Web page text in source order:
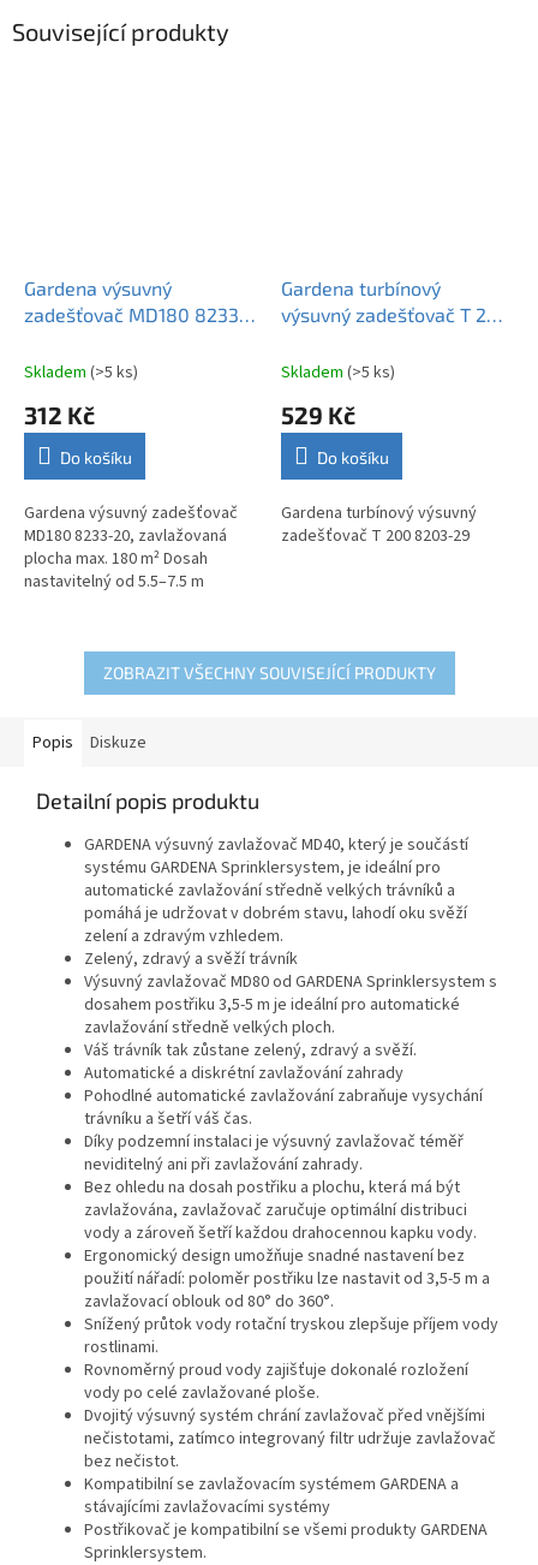
Související produkty
Gardena výsuvný
zadešťovač MD180 8233-
Skladem (>5 ks)
312 Kč
Do košíku
Gardena výsuvný zadešťovač
MD180 8233-20, zavlažovaná
plocha max. 180 m² Dosah
nastavitelný od 5.5–7.5 m
Gardena turbínový
výsuvný zadešťovač T 200
Skladem (>5 ks)
529 Kč
Do košíku
Gardena turbínový výsuvný
zadešťovač T 200 8203-29
ZOBRAZIT VŠECHNY SOUVISEJÍCÍ PRODUKTY
Popis Diskuze
Detailní popis produktu
GARDENA výsuvný zavlažovač MD40, který je součástí
systému GARDENA Sprinklersystem, je ideální pro
automatické zavlažování středně velkých trávníků a
pomáhá je udržovat v dobrém stavu, lahodí oku svěží
zelení a zdravým vzhledem.
Zelený, zdravý a svěží trávník
Výsuvný zavlažovač MD80 od GARDENA Sprinklersystem s
dosahem postřiku 3,5-5 m je ideální pro automatické
zavlažování středně velkých ploch.
Váš trávník tak zůstane zelený, zdravý a svěží.
Automatické a diskrétní zavlažování zahrady
Pohodlné automatické zavlažování zabraňuje vysychání
trávníku a šetří váš čas.
Díky podzemní instalaci je výsuvný zavlažovač téměř
neviditelný ani při zavlažování zahrady.
Bez ohledu na dosah postřiku a plochu, která má být
zavlažována, zavlažovač zaručuje optimální distribuci
vody a zároveň šetří každou drahocennou kapku vody.
Ergonomický design umožňuje snadné nastavení bez
použití nářadí: poloměr postřiku lze nastavit od 3,5-5 m a
zavlažovací oblouk od 80° do 360°.
Snížený průtok vody rotační tryskou zlepšuje příjem vody
rostlinami.
Rovnoměrný proud vody zajišťuje dokonalé rozložení
vody po celé zavlažované ploše.
Dvojitý výsuvný systém chrání zavlažovač před vnějšími
nečistotami, zatímco integrovaný filtr udržuje zavlažovač
bez nečistot.
Kompatibilní se zavlažovacím systémem GARDENA a
stávajícími zavlažovacími systémy
Postřikovač je kompatibilní se všemi produkty GARDENA
Sprinklersystem.